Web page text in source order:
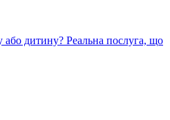
дитину? Реальна послуга, що